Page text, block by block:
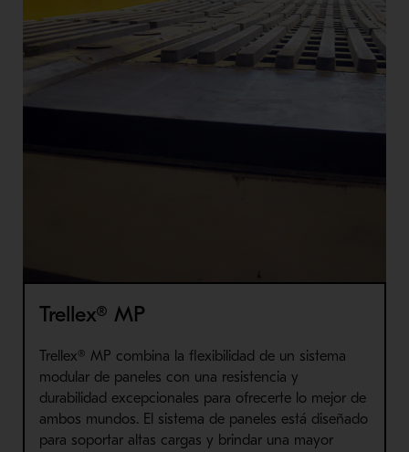
Trellex® MP
Trellex® MP combina la flexibilidad de un sistema
modular de paneles con una resistencia y
durabilidad excepcionales para ofrecerte lo mejor de
ambos mundos. El sistema de paneles está diseñado
para soportar altas cargas y brindar una mayor